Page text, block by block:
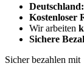
Kostenloser
Wir arbeiten
Sichere
Sicher bezahlen mit